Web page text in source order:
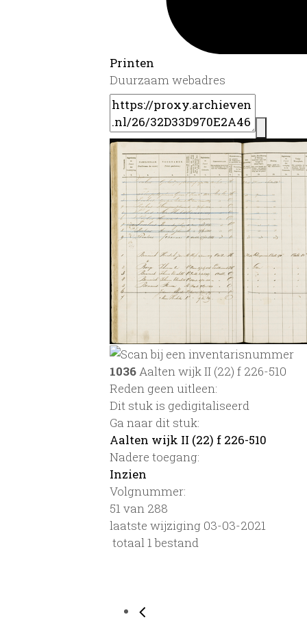
Printen
Duurzaam webadres
1036Aalten wijk II (22) f 226-510
Reden geen uitleen:
Dit stuk is gedigitaliseerd
Ga naar dit stuk:
Aalten wijk II (22) f 226-510
Nadere toegang:
Inzien
Volgnummer:
51 van 288
laatste wijziging 03-03-2021
totaal 1 bestand